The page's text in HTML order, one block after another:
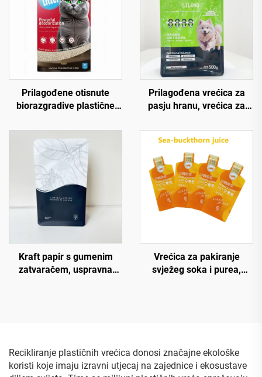
Prilagođene otisnute
biorazgradive plastične
mačke 5kg 10kg s ravnim
dnom i ručkom
Prilagođena vrećica za
pasju hranu, vrećica za
ljubimce, uspravna ravna
dno vrećica s gusjenicom,
Mylar vrećice za brtvljenje
toplinom, vrećice za pse s
providnim prozorom
Kraft papir s gumenim
zatvaračem, uspravna
Vrećica za pakiranje
svježeg soka i purea,
Recikliranje plastičnih vrećica donosi značajne ekološke
koristi koje imaju izravni utjecaj na zajednice i ekosustave